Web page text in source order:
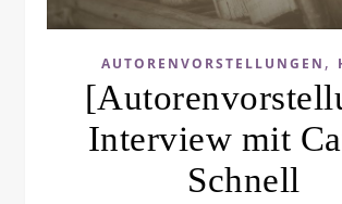
AUTORENVORSTELLUNGEN ,
Interview mit
Schnell